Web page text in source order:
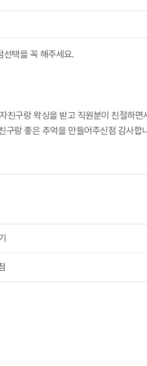
말머리] 지점선택을
해
:
친구랑 왁싱을 받고 직원분이 친절하
구랑 좋은 추억을 만들어주신점 감사